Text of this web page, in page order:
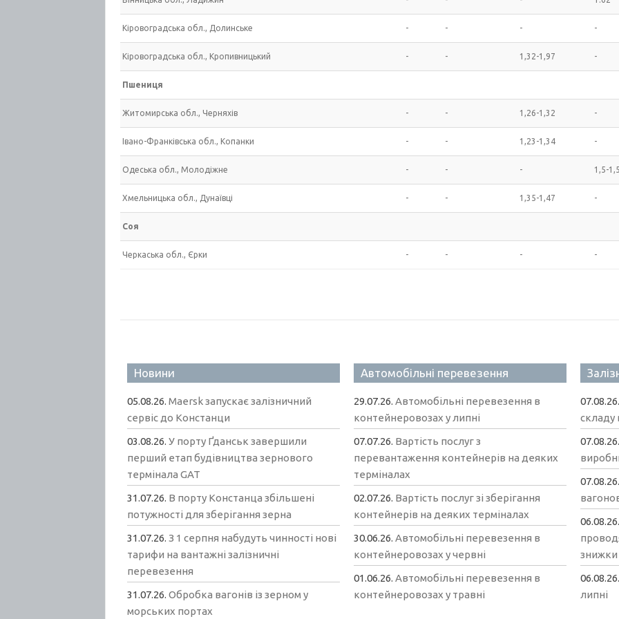
Кіровоградська обл., Долинське - - - -
Кіровоградська обл., Кропивницький - - 1,32-1,97 -
Пшениця
Житомирська обл., Черняхів - - 1,26-1,32 -
Івано-Франківська обл., Копанки - - 1,23-1,34 -
Одеська обл., Молодіжне - - - 1,5-
Хмельницька обл., Дунаївці - - 1,35-1,47 -
Соя
Черкаська обл., Єрки - - - -
Новини
05.08.26. Maersk запускає залізничний
сервіс до Констанци
03.08.26. У порту Ґданськ завершили
перший етап будівництва зернового
термінала GAT
31.07.26. В порту Констанца збільшені
потужності для зберігання зерна
31.07.26. З 1 серпня набудуть чинності нові
тарифи на вантажні залізничні
перевезення
31.07.26. Обробка вагонів із зерном у
морських портах
Автомобільні перевезення
29.07.26. Автомобільні перевезення в
контейнеровозах у липні
07.07.26. Вартість послуг з
перевантаження контейнерів на деяких
терміналах
02.07.26. Вартість послуг зі зберігання
контейнерів на деяких терміналах
30.06.26. Автомобільні перевезення в
контейнеровозах у червні
01.06.26. Автомобільні перевезення в
контейнеровозах у травні
07.08.26.
складу
07.08.26.
07.08.26.
06.08.26.
знижки
06.08.26.
липні